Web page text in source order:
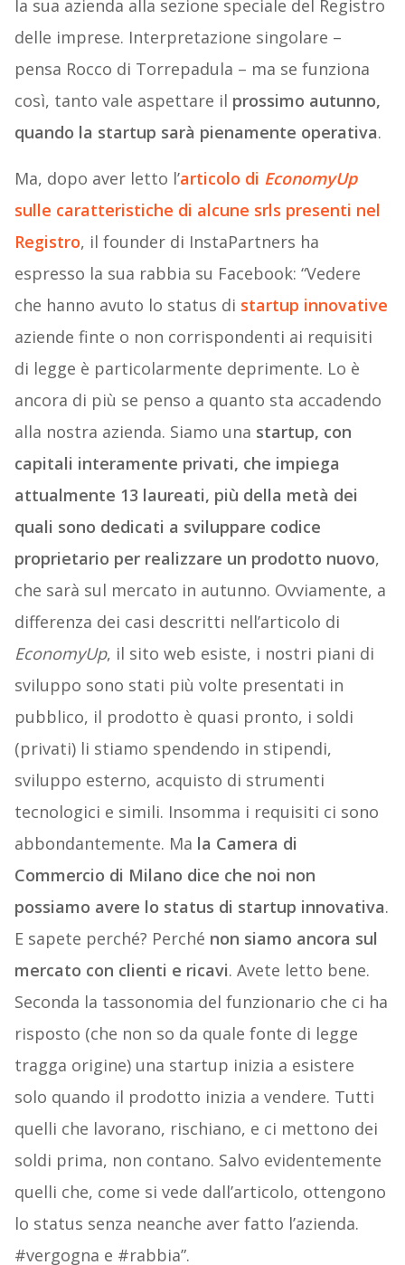
la sua azienda alla sezione speciale del Registro
delle imprese. Interpretazione singolare –
pensa Rocco di Torrepadula – ma se funziona
così, tanto vale aspettare il prossimo autunno,
quando la startup sarà pienamente operativa.
Ma, dopo aver letto l’articolo di EconomyUp
sulle caratteristiche di alcune srls presenti nel
Registro, il founder di InstaPartners ha
espresso la sua rabbia su Facebook: “Vedere
che hanno avuto lo status di startup innovative
aziende finte o non corrispondenti ai requisiti
di legge è particolarmente deprimente. Lo è
ancora di più se penso a quanto sta accadendo
alla nostra azienda. Siamo una startup, con
capitali interamente privati, che impiega
attualmente 13 laureati, più della metà dei
quali sono dedicati a sviluppare codice
proprietario per realizzare un prodotto nuovo,
che sarà sul mercato in autunno. Ovviamente, a
differenza dei casi descritti nell’articolo di
EconomyUp, il sito web esiste, i nostri piani di
sviluppo sono stati più volte presentati in
pubblico, il prodotto è quasi pronto, i soldi
(privati) li stiamo spendendo in stipendi,
sviluppo esterno, acquisto di strumenti
tecnologici e simili. Insomma i requisiti ci sono
abbondantemente. Ma la Camera di
Commercio di Milano dice che noi non
possiamo avere lo status di startup innovativa.
E sapete perché? Perché non siamo ancora sul
mercato con clienti e ricavi. Avete letto bene.
Seconda la tassonomia del funzionario che ci ha
risposto (che non so da quale fonte di legge
tragga origine) una startup inizia a esistere
solo quando il prodotto inizia a vendere. Tutti
quelli che lavorano, rischiano, e ci mettono dei
soldi prima, non contano. Salvo evidentemente
quelli che, come si vede dall’articolo, ottengono
lo status senza neanche aver fatto l’azienda.
#vergogna e #rabbia”.